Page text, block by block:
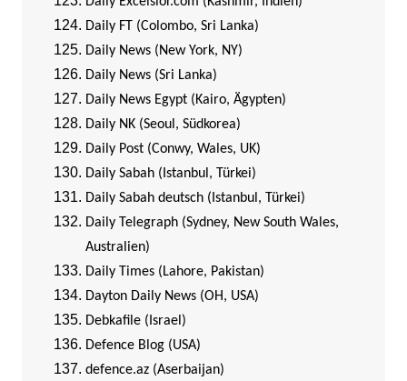
Daily FT (Colombo, Sri Lanka)
Daily News (New York, NY)
Daily News (Sri Lanka)
Daily News Egypt (Kairo, Ägypten)
Daily NK (Seoul, Südkorea)
Daily Post (Conwy, Wales, UK)
Daily Sabah (Istanbul, Türkei)
Daily Sabah deutsch (Istanbul, Türkei)
Daily Telegraph (Sydney, New South Wales,
Australien)
Daily Times (Lahore, Pakistan)
Dayton Daily News (OH, USA)
Debkafile (Israel)
Defence Blog (USA)
defence.az (Aserbaijan)